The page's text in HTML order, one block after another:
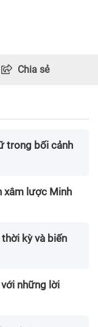
Chia sẻ
trong bối cảnh
xâm lược Minh
kỳ và biến
những lời